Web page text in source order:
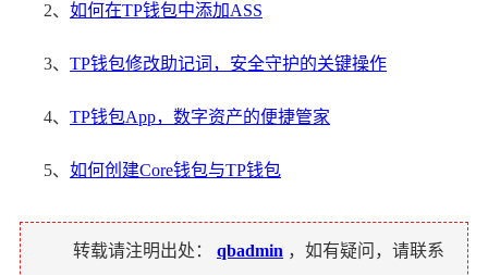
2、 如何在TP钱包中添加ASS
3、 TP钱包修改助记词，安全守护的关键操作
4、 TP钱包App，数字资产的便捷管家
5、 如何创建Core钱包与TP钱包
转载请注明出处： qbadmin ，如有疑问，请联系